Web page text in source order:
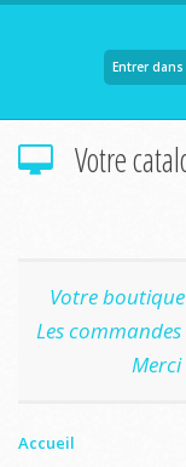
Entrer
Votre
Votre
Les
Accueil